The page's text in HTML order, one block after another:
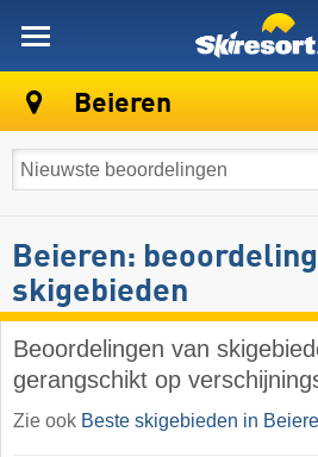
Beieren
Beieren:
skigebieden
Beoordelingen van
gerangschikt op
Zie ook Beste skigebieden in